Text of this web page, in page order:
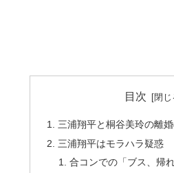
目次
三浦翔平と桐谷美玲の離
三浦翔平はモラハラ疑惑
合コンでの「ブス、帰れ